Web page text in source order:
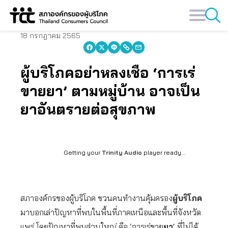
Skip
18 กรกฎาคม 2565
ผู้บริโภคอย่าหลงเชื่อ ‘การเร่
ขายยา’ ตามหมู่บ้าน อาจเป็น
ยาอันตรายต่อสุขภาพ
Getting your Trinity Audio player ready...
สภาองค์กรของผู้บริโภค ชวนคนทำงานคุ้มครองผู้บริโภค
มาบอกเล่าปัญหาที่พบในพื้นที่ภาคเหนือและพื้นที่จังหวัด